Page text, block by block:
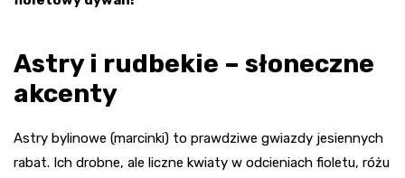
Astry i rudbekie – słoneczne
akcenty
Astry bylinowe (marcinki) to prawdziwe gwiazdy jesiennych
rabat. Ich drobne, ale liczne kwiaty w odcieniach fioletu, różu